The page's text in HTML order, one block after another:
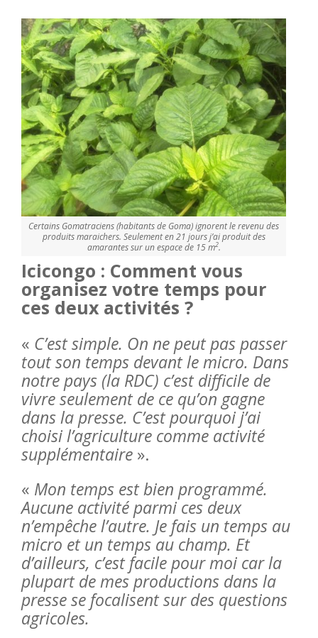
Certains Gomatraciens (habitants de Goma) ignorent le revenu des
produits maraichers. Seulement en 21 jours j’ai produit des
amarantes sur un espace de 15 m2.
Icicongo : Comment vous
organisez votre temps pour
ces deux activités ?
« C’est simple. On ne peut pas passer
tout son temps devant le micro. Dans
notre pays (la RDC) c’est difficile de
vivre seulement de ce qu’on gagne
dans la presse. C’est pourquoi j’ai
choisi l’agriculture comme activité
supplémentaire ».
« Mon temps est bien programmé.
Aucune activité parmi ces deux
n’empêche l’autre. Je fais un temps au
micro et un temps au champ. Et
d’ailleurs, c’est facile pour moi car la
plupart de mes productions dans la
presse se focalisent sur des questions
agricoles.